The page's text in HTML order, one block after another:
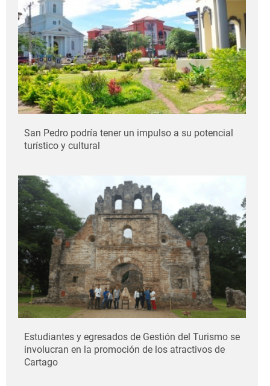
San Pedro podría tener un impulso a su potencial
turístico y cultural
Estudiantes y egresados de Gestión del Turismo se
involucran en la promoción de los atractivos de
Cartago